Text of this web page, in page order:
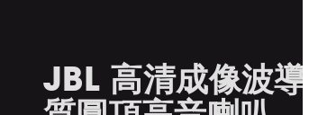
JBL 高清成像波導